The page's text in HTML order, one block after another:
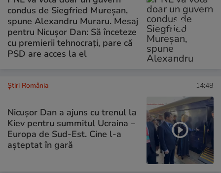
condus de Siegfried Mureșan,
spune Alexandru Muraru. Mesaj
pentru Nicușor Dan: Să înceteze
cu premierii tehnocrați, pare că
PSD are acces la el
Știri România 14:48
Nicușor Dan a ajuns cu trenul la
Kiev pentru summitul Ucraina –
Europa de Sud-Est. Cine l-a
așteptat în gară